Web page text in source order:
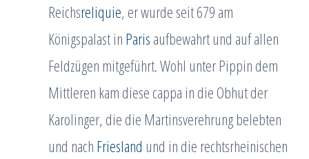
Reichsreliquie, er wurde seit 679 am
Königspalast in Paris aufbewahrt und auf allen
Feldzügen mitgeführt. Wohl unter Pippin dem
Mittleren kam diese cappa in die Obhut der
Karolinger, die die Martinsverehrung belebten
und nach Friesland und in die rechtsrheinischen